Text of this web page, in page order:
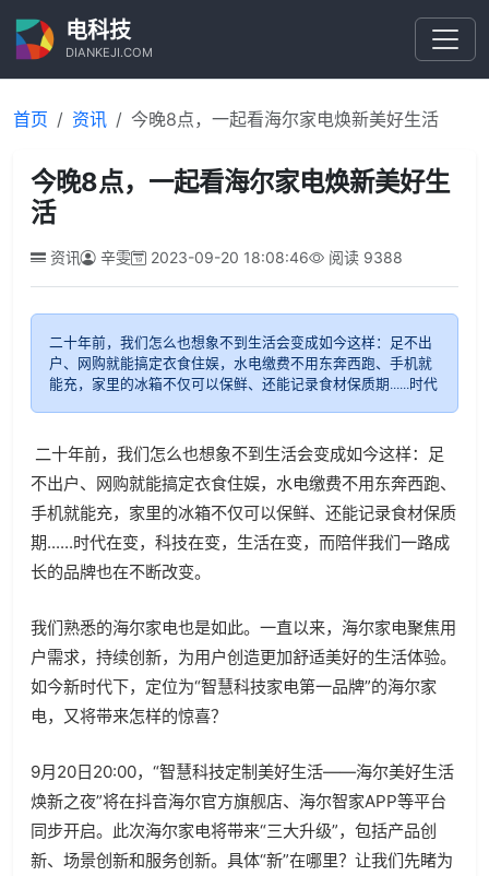
电科技
DIANKEJI.COM
首页 资讯 今晚8点，一起看海尔家电焕新美好生活
今晚8点，一起看海尔家电焕新美好生
活
资讯 辛雯 2023-09-20 18:08:46 阅读 9388
二十年前，我们怎么也想象不到生活会变成如今这样：足不出
户、网购就能搞定衣食住娱，水电缴费不用东奔西跑、手机就
能充，家里的冰箱不仅可以保鲜、还能记录食材保质期......时代
二十年前，我们怎么也想象不到生活会变成如今这样：足
不出户、网购就能搞定衣食住娱，水电缴费不用东奔西跑、
手机就能充，家里的冰箱不仅可以保鲜、还能记录食材保质
期......时代在变，科技在变，生活在变，而陪伴我们一路成
长的品牌也在不断改变。
我们熟悉的海尔家电也是如此。一直以来，海尔家电聚焦用
户需求，持续创新，为用户创造更加舒适美好的生活体验。
如今新时代下，定位为“智慧科技家电第一品牌”的海尔家
电，又将带来怎样的惊喜？
9月20日20:00，“智慧科技定制美好生活——海尔美好生活
焕新之夜”将在抖音海尔官方旗舰店、海尔智家APP等平台
同步开启。此次海尔家电将带来“三大升级”，包括产品创
新、场景创新和服务创新。具体“新”在哪里？让我们先睹为